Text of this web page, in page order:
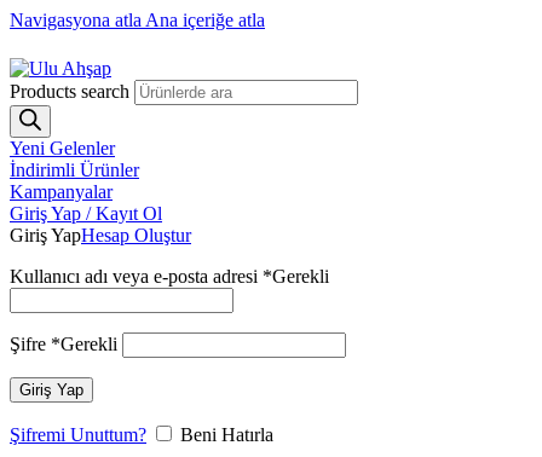
Navigasyona atla Ana içeriğe atla
Products search
Yeni Gelenler
İndirimli Ürünler
Kampanyalar
Giriş Yap / Kayıt Ol
Giriş YapHesap Oluştur
Kullanıcı adı veya e-posta adresi *Gerekli
Şifre *Gerekli
Giriş Yap
Şifremi Unuttum? Beni Hatırla